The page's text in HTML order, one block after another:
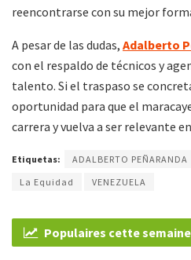
reencontrarse con su mejor
A pesar de las dudas, Adalberto
con el respaldo de técnicos y
talento. Si el traspaso se
oportunidad para que el
carrera y vuelva a ser relevante
Etiquetas: ADALBERTO PEÑARANDA
La Equidad
VENEZUELA
Populaires cette semaine